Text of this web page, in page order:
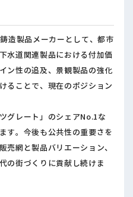
造製品メーカーとして、都市
水道関連製品における付加価
ン性の追及、景観製品の強化
ることで、現在のポジション
グレート」のシェアNo.1な
す。今後も公共性の重要さを
売網と製品バリエーション、
の街づくりに貢献し続けま